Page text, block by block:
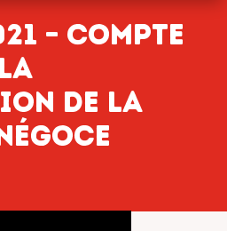
– Compte
de la